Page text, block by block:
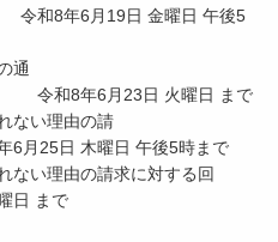
日 金曜日 午後5
通
日 火曜日 まで
ない理由の請
木曜日 午後5時まで
ない理由の請求に対する回
日 まで